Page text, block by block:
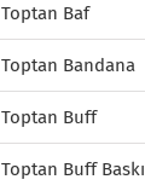
Toptan Baf
Toptan Bandana
Toptan Buff
Toptan Buff Baskı